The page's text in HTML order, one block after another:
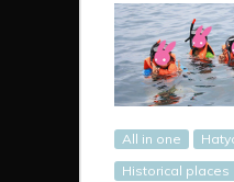
All in one
Historical places